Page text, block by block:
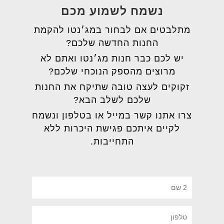
נשמח לשמוע מכם
מתלבטים אם לבחור במג׳נטו להקמת
החנות החדשה שלכם?
יש לכם כבר חנות מג׳נטו ואתם לא
מרוצים מהספק הנוכחי שלכם?
זקוקים לעצה טובה שתיקח את החנות
שלכם לשלב הבא?
צרו אתנו קשר במייל או בטלפון ונשמח
לקיים איתכם פגישת היכרות ללא
התחייבות.